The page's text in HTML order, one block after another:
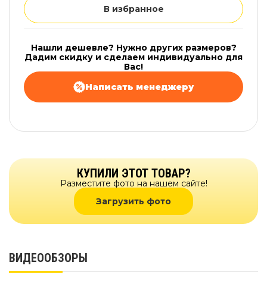
В избранное
Нашли дешевле? Нужно других размеров?
Дадим скидку и сделаем индивидуально для
Вас!
Написать менеджеру
КУПИЛИ ЭТОТ ТОВАР?
Разместите фото на нашем сайте!
Загрузить фото
ВИДЕООБЗОРЫ